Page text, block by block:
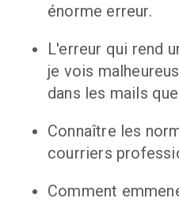
énorme erreur.
L'erreur qui rend
je vois
dans les mails
Connaître les
courriers
Comment